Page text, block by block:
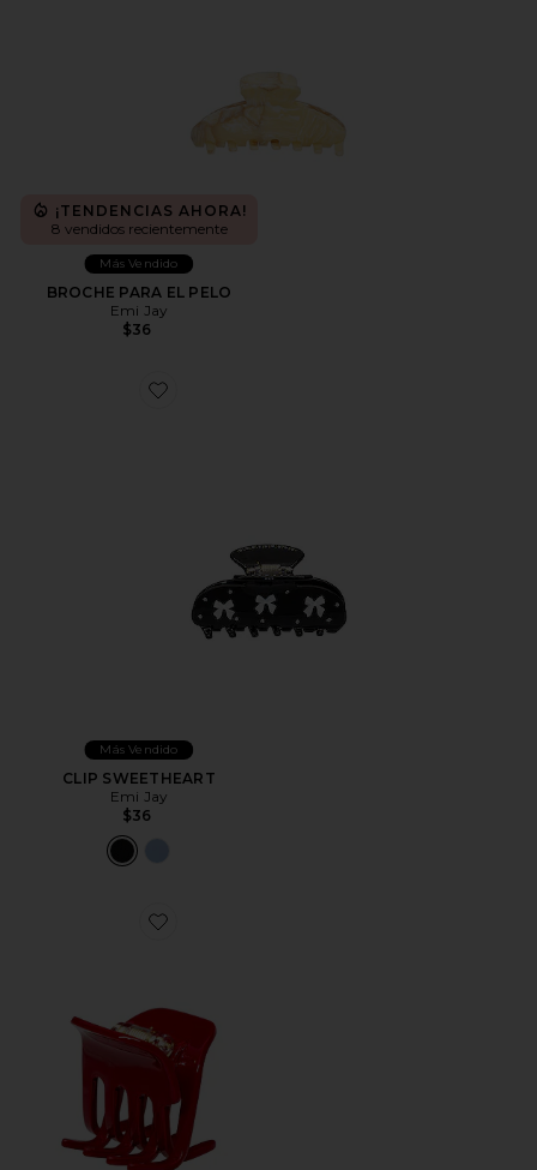
¡TENDENCIAS AHORA!
8 vendidos recientemente
Más Vendido
BROCHE PARA EL PELO
Emi Jay
$36
Favorite CLIP SWEETHEART
Más Vendido
CLIP SWEETHEART
Emi Jay
$36
Favorite BROCHE PARA EL PELO